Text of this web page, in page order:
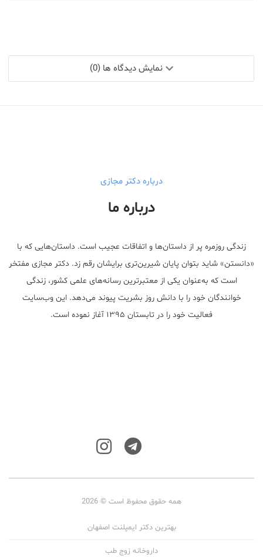
نمایش دیدگاه ها (0)
درباره دکتر مجازی
درباره ما
زندگی روزمره پر از داستان‌ها و اتفاقات عجیب است. داستان‌هایی که با
«دانستن» شاید بتوان پایان شیرین‌تری برایشان رقم زد. دکتر مجازی مفتخر
است که به‌عنوان یکی از معتبر‌ترین رسانه‌های علمی کشور، زندگی
خوانندگان خود را با دانش روز بشریت پیوند می‌دهد. این وب‌سایت
فعالیت خود را در تابستان ۱۳۹۵ آغاز نموده است.
همه حقوق محفوظ است © 2026
بهترین دکتر ایمپلنت اصفهان
داروخانه زوج طب